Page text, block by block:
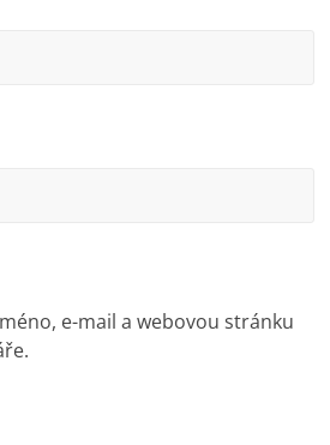
e-mail a webovou stránku